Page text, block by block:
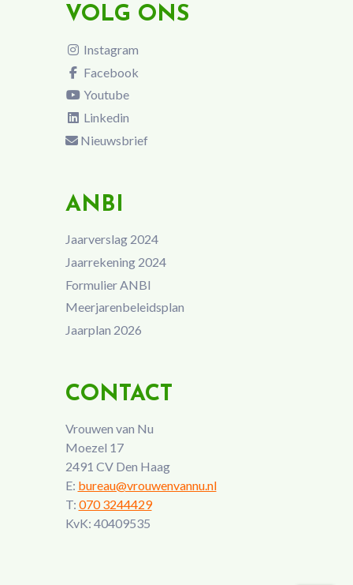
VOLG ONS
Instagram
Facebook
Youtube
Linkedin
Nieuwsbrief
ANBI
Jaarverslag 2024
Jaarrekening 2024
Formulier ANBI
Meerjarenbeleidsplan
Jaarplan 2026
CONTACT
Vrouwen van Nu
Moezel 17
2491 CV Den Haag
E: bureau@vrouwenvannu.nl
T: 070 3244429
KvK: 40409535